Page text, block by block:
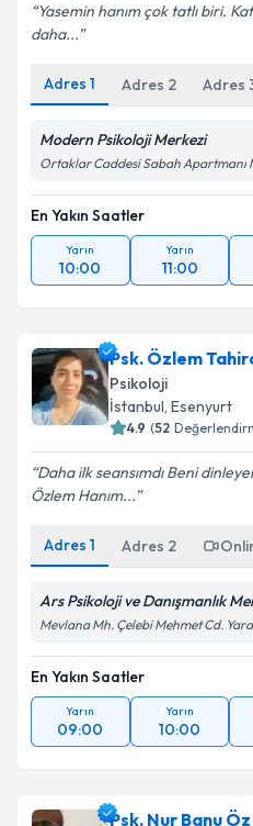
Yasemin hanım çok tatlı biri.
daha...
Adres 1 Adres 2 Adres
Modern Psikoloji Merkezi
Ortaklar Caddesi Sabah Apartmanı
En Yakın Saatler
Yarın
10:00
Yarın
11:00
Psk. Özlem
Psikoloji
İstanbul, Esenyurt
4.9 (52
Daha ilk seansımdı Beni
Özlem Hanım...
Adres 1 Adres 2
Ars Psikoloji ve Danışmanlık
Mevlana Mh. Çelebi Mehmet Cd.
En Yakın Saatler
Yarın
09:00
Yarın
10:00
Psk. Nur Banu Öz